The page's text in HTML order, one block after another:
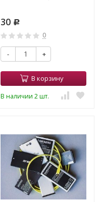
30 Р
0
- +
В корзину
В наличии 2 шт.